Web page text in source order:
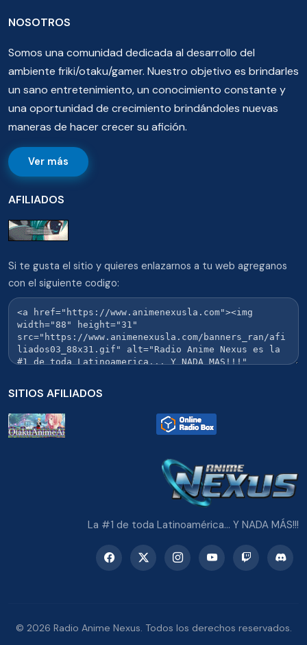
NOSOTROS
Somos una comunidad dedicada al desarrollo del
ambiente friki/otaku/gamer. Nuestro objetivo es brindarles
un sano entretenimiento, un conocimiento constante y
una oportunidad de crecimiento brindándoles nuevas
maneras de hacer crecer su afición.
Ver más
AFILIADOS
Si te gusta el sitio y quieres enlazarnos a tu web agreganos
con el siguiente codigo:
SITIOS AFILIADOS
La #1 de toda Latinoamérica... Y NADA MÁS!!!
© 2026 Radio Anime Nexus. Todos los derechos reservados.